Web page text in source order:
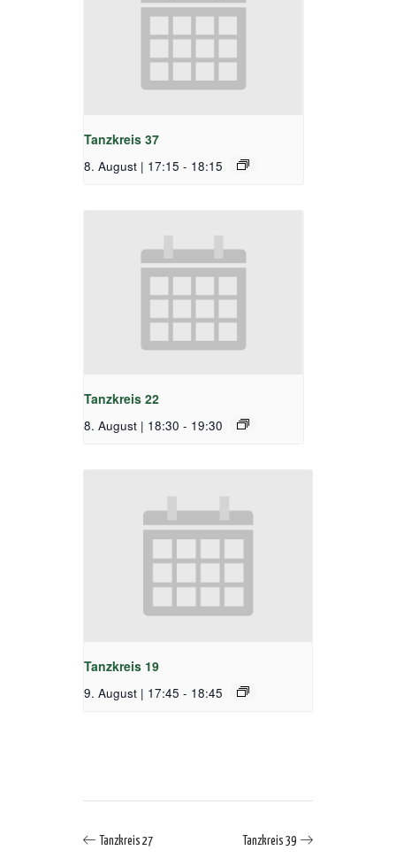
Tanzkreis 37
8. August | 17:15 - 18:15
Tanzkreis 22
8. August | 18:30 - 19:30
Tanzkreis 19
9. August | 17:45 - 18:45
Tanzkreis 27 Tanzkreis 39